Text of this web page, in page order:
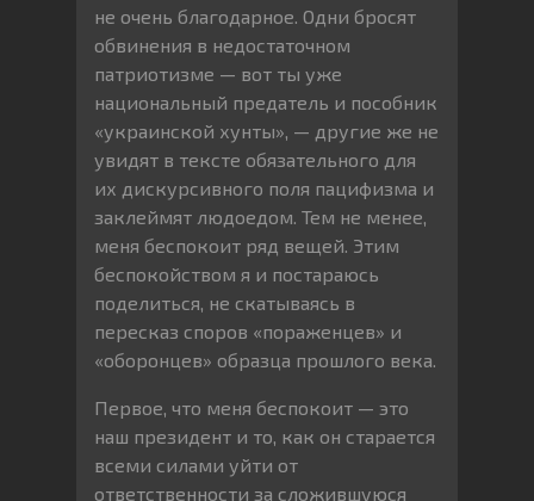
не очень благодарное. Одни бросят
обвинения в недостаточном
патриотизме — вот ты уже
национальный предатель и пособник
«украинской хунты», — другие же не
увидят в тексте обязательного для
их дискурсивного поля пацифизма и
заклеймят людоедом. Тем не менее,
меня беспокоит ряд вещей. Этим
беспокойством я и постараюсь
поделиться, не скатываясь в
пересказ споров «пораженцев» и
«оборонцев» образца прошлого века.
Первое, что меня беспокоит — это
наш президент и то, как он старается
всеми силами уйти от
ответственности за сложившуюся